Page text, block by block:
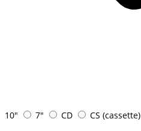
10" 7" CD CS (cassette)